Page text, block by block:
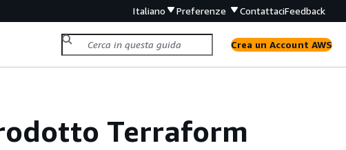
Italiano Preferenze ContattaciFeedback
Crea un Account AWS
Terraform